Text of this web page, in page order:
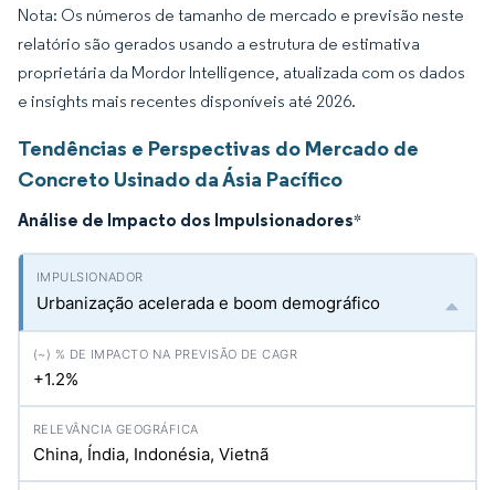
Nota: Os números de tamanho de mercado e previsão neste
relatório são gerados usando a estrutura de estimativa
proprietária da Mordor Intelligence, atualizada com os dados
e insights mais recentes disponíveis até 2026.
Tendências e Perspectivas do Mercado de
Concreto Usinado da Ásia Pacífico
Análise de Impacto dos Impulsionadores*
Urbanização acelerada e boom demográfico
+1.2%
China, Índia, Indonésia, Vietnã